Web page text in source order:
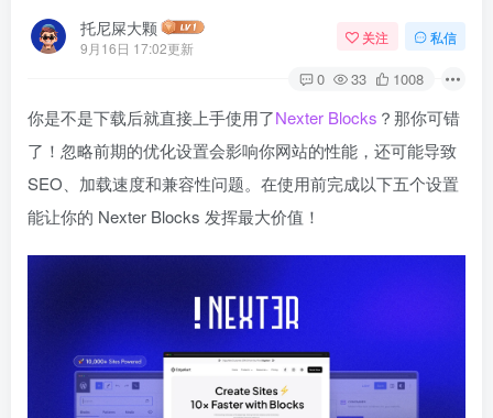
托尼屎大颗
9月16日 17:02更新
关注 私信
0 33 1008
你是不是下载后就直接上手使用了Nexter Blocks ？那你可错
了！忽略前期的优化设置会影响你网站的性能，还可能导致
SEO、加载速度和兼容性问题。在使用前完成以下五个设置
能让你的 Nexter Blocks 发挥最大价值！